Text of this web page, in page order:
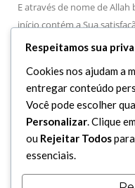
E através de nome de
início contém a Sua
Ó meu Deus, Então
Tua dispensa Ó Senhor da
O Alcorão Sagrado.
Respeitamos sua
Cookies nos ajudam a
entregar conteúdo
Você pode escolher
Personalizar. Clique
ou Rejeitar Todos
essenciais.